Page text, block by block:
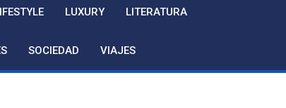
LUXURY LITERATURA
SOCIEDAD VIAJES